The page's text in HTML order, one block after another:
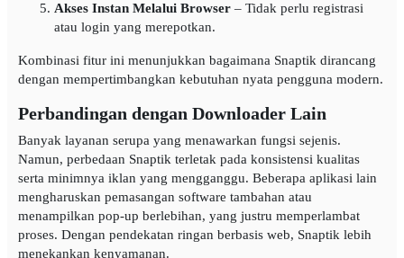
Akses Instan Melalui Browser – Tidak perlu registrasi
atau login yang merepotkan.
Kombinasi fitur ini menunjukkan bagaimana Snaptik dirancang
dengan mempertimbangkan kebutuhan nyata pengguna modern.
Perbandingan dengan Downloader Lain
Banyak layanan serupa yang menawarkan fungsi sejenis.
Namun, perbedaan Snaptik terletak pada konsistensi kualitas
serta minimnya iklan yang mengganggu. Beberapa aplikasi lain
mengharuskan pemasangan software tambahan atau
menampilkan pop-up berlebihan, yang justru memperlambat
proses. Dengan pendekatan ringan berbasis web, Snaptik lebih
menekankan kenyamanan.